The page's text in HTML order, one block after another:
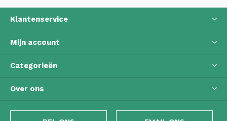
Klantenservice
Mijn account
Categorieën
Over ons